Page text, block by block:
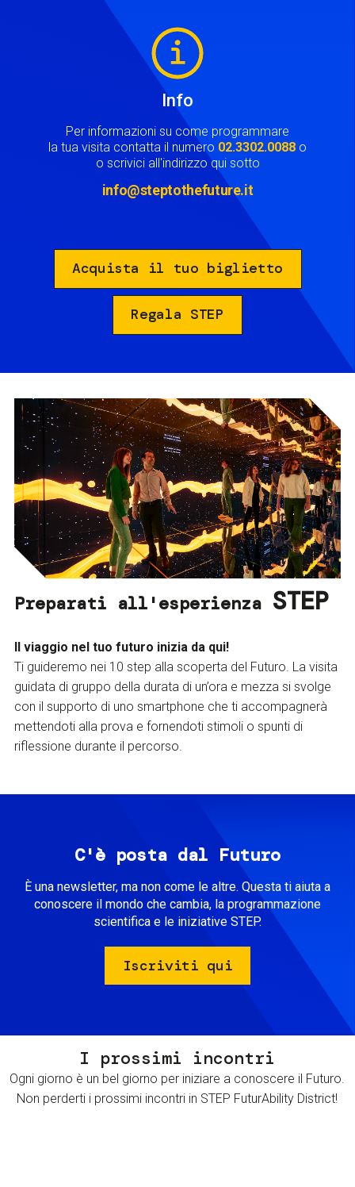
Info
Per informazioni su come programmare
la tua visita contatta il numero 02.3302.0088 o
o scrivici all'indirizzo qui sotto
info@steptothefuture.it
Acquista il tuo biglietto
Regala STEP
Preparati all'esperienza STEP
Il viaggio nel tuo futuro inizia da qui!
Ti guideremo nei 10 step alla scoperta del Futuro. La visita
guidata di gruppo della durata di un’ora e mezza si svolge
con il supporto di uno smartphone che ti accompagnerà
mettendoti alla prova e fornendoti stimoli o spunti di
riflessione durante il percorso.
C'è posta dal Futuro
È una newsletter, ma non come le altre. Questa ti aiuta a
conoscere il mondo che cambia, la programmazione
scientifica e le iniziative STEP.
Iscriviti qui
I prossimi incontri
Ogni giorno è un bel giorno per iniziare a conoscere il Futuro.
Non perderti i prossimi incontri in STEP FuturAbility District!